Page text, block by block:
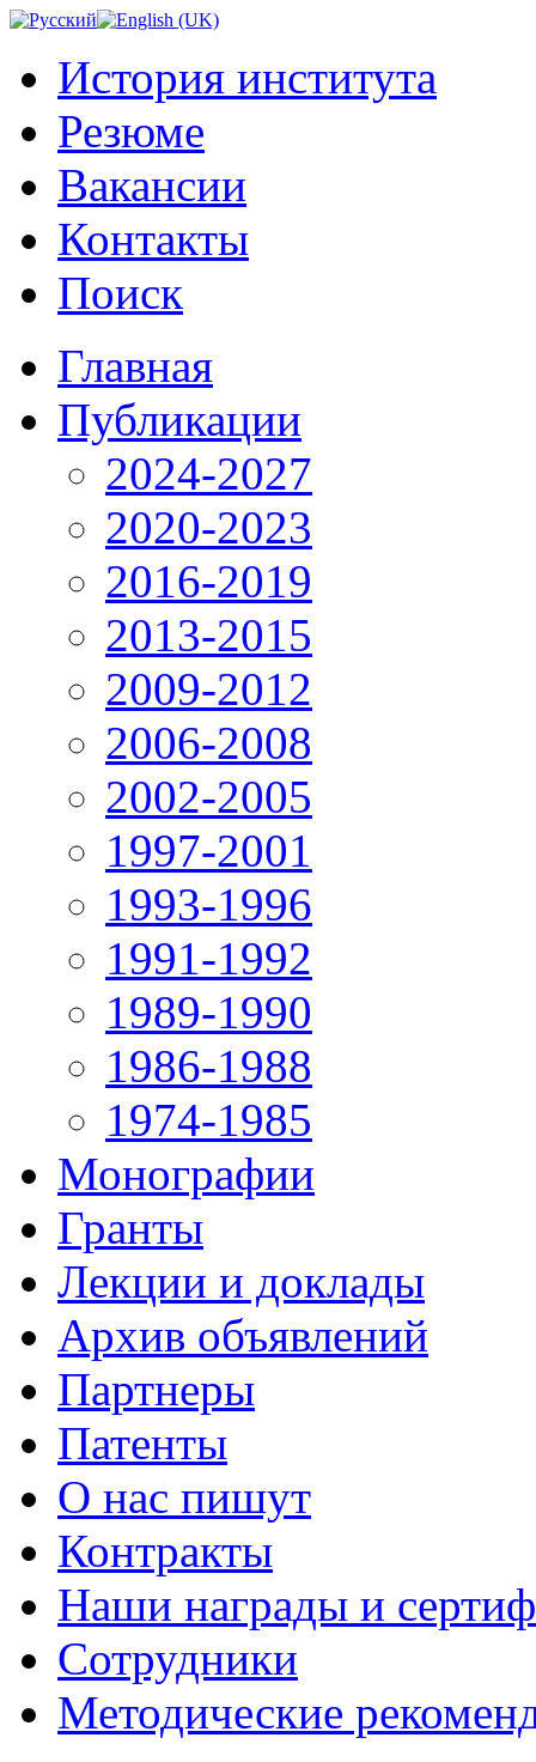
История института
Резюме
Вакансии
Контакты
Поиск
Главная
Публикации
2024-2027
2020-2023
2016-2019
2013-2015
2009-2012
2006-2008
2002-2005
1997-2001
1993-1996
1991-1992
1989-1990
1986-1988
1974-1985
Монографии
Гранты
Лекции и доклады
Архив объявлений
Партнеры
Патенты
О нас пишут
Контракты
Наши награды и
Сотрудники
Методические